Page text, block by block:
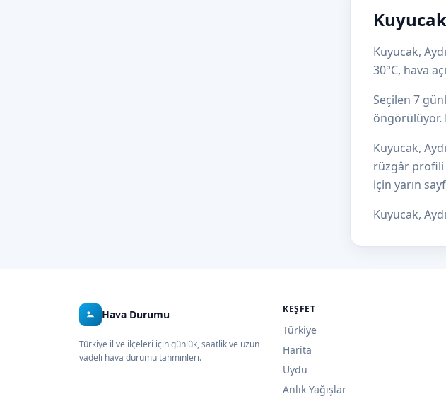
Kuyucak,
30°C, hava
Seçilen 7
öngörülüyor.
Kuyucak,
rüzgâr profili
için yarın
Kuyucak,
Hava Durumu
Türkiye il ve ilçeleri için günlük, saatlik ve uzun
vadeli hava durumu tahminleri.
KEŞFET
Türkiye
Harita
Uydu
Anlık Yağışlar